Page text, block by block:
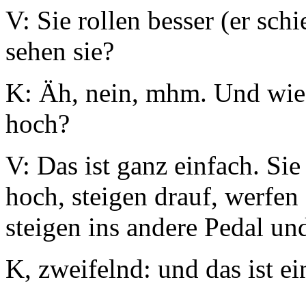
V: Sie rollen besser (er
sehen sie?
K: Äh, nein, mhm. Und
hoch?
V: Das ist ganz einfach.
hoch, steigen drauf,
steigen ins andere Pedal
K, zweifelnd: und das ist